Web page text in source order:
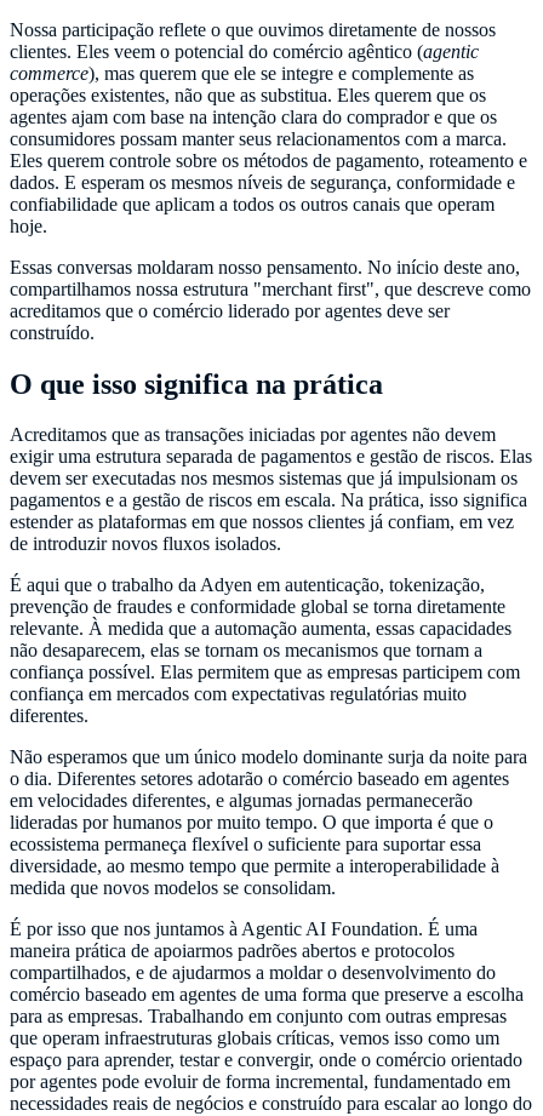
Nossa participação reflete o que ouvimos diretamente de nossos
clientes. Eles veem o potencial do comércio agêntico (agentic
commerce), mas querem que ele se integre e complemente as
operações existentes, não que as substitua. Eles querem que os
agentes ajam com base na intenção clara do comprador e que os
consumidores possam manter seus relacionamentos com a marca.
Eles querem controle sobre os métodos de pagamento, roteamento e
dados. E esperam os mesmos níveis de segurança, conformidade e
confiabilidade que aplicam a todos os outros canais que operam
hoje.
Essas conversas moldaram nosso pensamento. No início deste ano,
compartilhamos nossa estrutura "merchant first", que descreve como
acreditamos que o comércio liderado por agentes deve ser
construído.
O que isso significa na prática
Acreditamos que as transações iniciadas por agentes não devem
exigir uma estrutura separada de pagamentos e gestão de riscos. Elas
devem ser executadas nos mesmos sistemas que já impulsionam os
pagamentos e a gestão de riscos em escala. Na prática, isso significa
estender as plataformas em que nossos clientes já confiam, em vez
de introduzir novos fluxos isolados.
É aqui que o trabalho da Adyen em autenticação, tokenização,
prevenção de fraudes e conformidade global se torna diretamente
relevante. À medida que a automação aumenta, essas capacidades
não desaparecem, elas se tornam os mecanismos que tornam a
confiança possível. Elas permitem que as empresas participem com
confiança em mercados com expectativas regulatórias muito
diferentes.
Não esperamos que um único modelo dominante surja da noite para
o dia. Diferentes setores adotarão o comércio baseado em agentes
em velocidades diferentes, e algumas jornadas permanecerão
lideradas por humanos por muito tempo. O que importa é que o
ecossistema permaneça flexível o suficiente para suportar essa
diversidade, ao mesmo tempo que permite a interoperabilidade à
medida que novos modelos se consolidam.
É por isso que nos juntamos à Agentic AI Foundation. É uma
maneira prática de apoiarmos padrões abertos e protocolos
compartilhados, e de ajudarmos a moldar o desenvolvimento do
comércio baseado em agentes de uma forma que preserve a escolha
para as empresas. Trabalhando em conjunto com outras empresas
que operam infraestruturas globais críticas, vemos isso como um
espaço para aprender, testar e convergir, onde o comércio orientado
por agentes pode evoluir de forma incremental, fundamentado em
necessidades reais de negócios e construído para escalar ao longo do